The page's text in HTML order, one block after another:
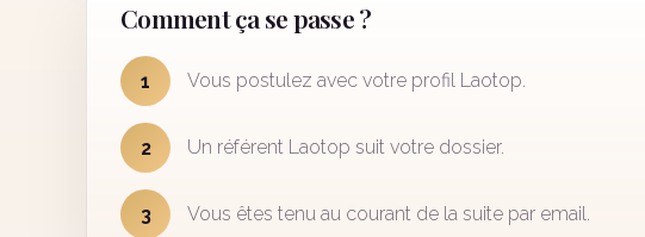
Comment ça se passe ?
1 Vous postulez avec votre profil Laotop.
2 Un référent Laotop suit votre dossier.
3 Vous êtes tenu au courant de la suite par email.